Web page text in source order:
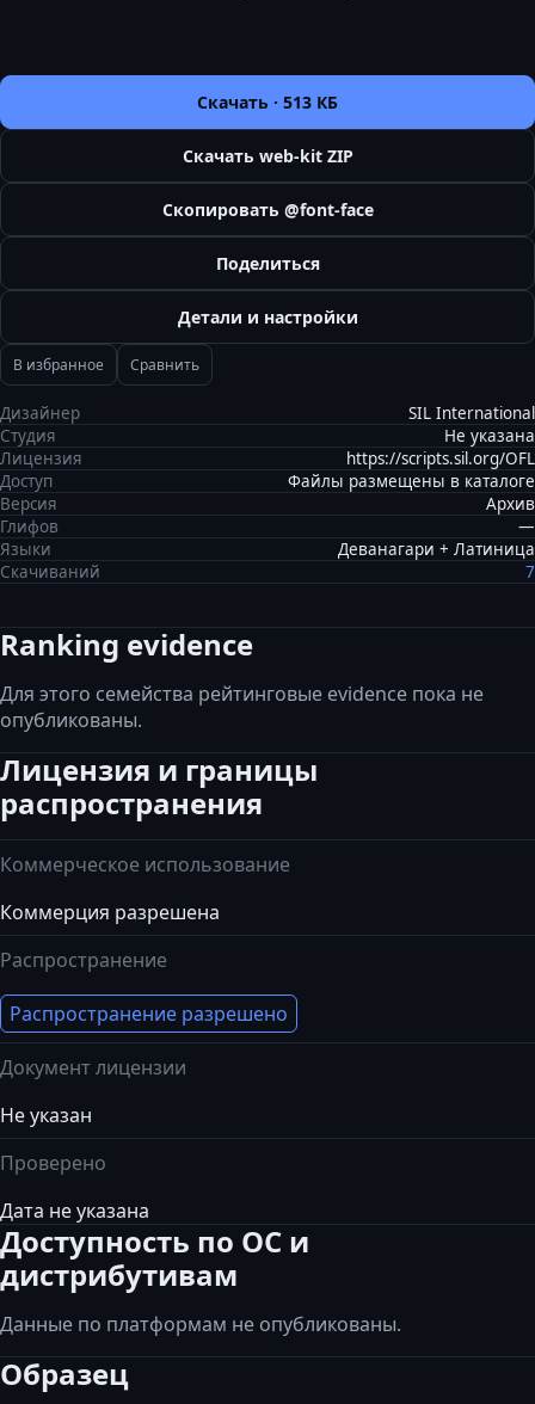
Скачать · 513 КБ
Скачать web-kit ZIP
Скопировать @font-face
Поделиться
Детали и настройки
В избранное Сравнить
Дизайнер
SIL International
Студия
Не указана
Лицензия
https://scripts.sil.org/OFL
Доступ
Файлы размещены в каталоге
Версия
Архив
Глифов
—
Языки
Деванагари + Латиница
Скачиваний
7
Ranking evidence
Для этого семейства рейтинговые evidence пока не
опубликованы.
Лицензия и границы
распространения
Коммерческое использование
Коммерция разрешена
Распространение
Распространение разрешено
Документ лицензии
Не указан
Проверено
Дата не указана
Доступность по ОС и
дистрибутивам
Данные по платформам не опубликованы.
Образец